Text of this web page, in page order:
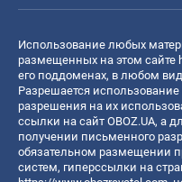
Использование любых
размещенных на этом сайте
его поддоменах, в любом
Разрешается
разрешения на их
ссылки на сайт OBOZ.UA, а
получении письменного
обязательном размещении
систем, гиперссылки на